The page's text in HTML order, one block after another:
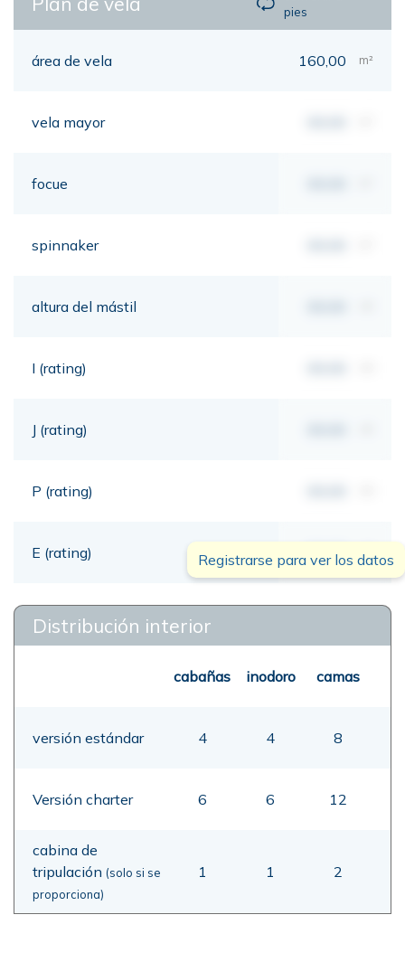
pies
área de vela 160,00 m²
vela mayor
focue
spinnaker
altura del mástil
I (rating)
J (rating)
P (rating)
E (rating) 00,00 mt
Registrarse para ver los datos
Distribución interior
cabañas inodoro camas
versión estándar 4 4 8
Versión charter 6 6 12
cabina de
tripulación (solo si se
proporciona)
1 1 2